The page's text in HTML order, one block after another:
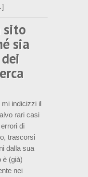
sito
sia
mi indicizzi il
rari casi
di
trascorsi
dalla sua
è (già)
nei